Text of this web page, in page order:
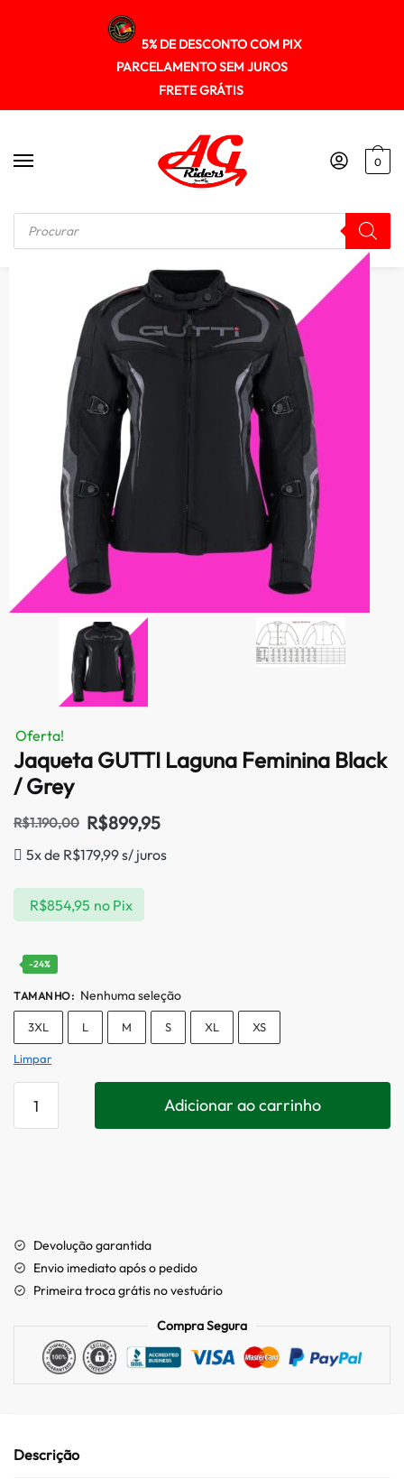
5% DE DESCONTO COM PIX
PARCELAMENTO SEM JUROS
FRETE GRÁTIS
0
Início / JAQUETA
Oferta!
Jaqueta GUTTI Laguna Feminina Black
/ Grey
R$1.190,00 R$899,95
5x de R$179,99s/ juros
R$854,95 no Pix
-24%
TAMANHO: Nenhuma seleção
3XL L M S XL XS
Limpar
Adicionar ao carrinho
Devolução garantida
Envio imediato após o pedido
Primeira troca grátis no vestuário
Compra Segura
Descrição